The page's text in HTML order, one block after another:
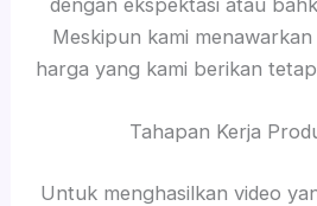
Meskipun kami
harga yang kami berikan
Tahapan Kerja
Untuk menghasilkan video